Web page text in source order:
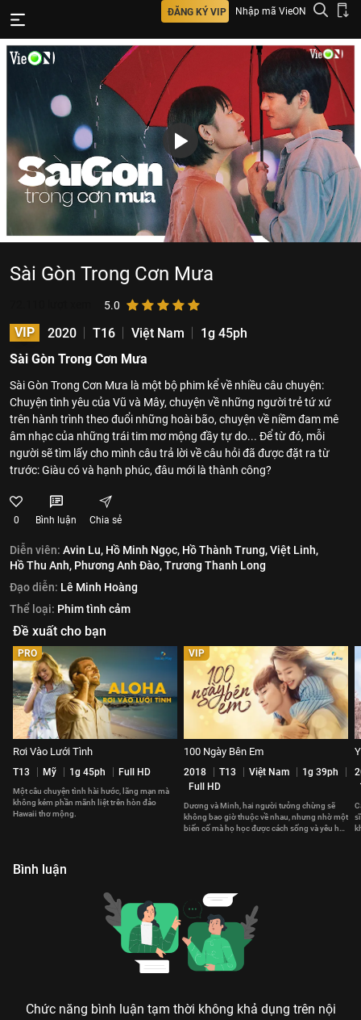
ĐĂNG KÝ VIP Nhập mã VieON
Sài Gòn Trong Cơn Mưa
5.0
VIP 2020 T16 Việt Nam
1g 45ph
Sài Gòn Trong Cơn Mưa
Sài Gòn Trong Cơn Mưa là một bộ phim kể về nhiều câu chuyện:
Chuyện tình yêu của Vũ và Mây, chuyện về những người trẻ tứ xứ
trên hành trình theo đuổi những hoài bão, chuyện về niềm đam mê
âm nhạc của những trái tim mơ mộng đầy tự do... Để từ đó, mỗi
người sẽ tìm lấy cho mình câu trả lời về câu hỏi đã được đặt ra từ
trước: Giàu có và hạnh phúc, đâu mới là thành công?
0 Bình luận Chia sẻ
Diễn viên: Avin Lu, Hồ Minh Ngọc, Hồ Thành Trung,Việt Linh,
Hồ Thu Anh, Phương Anh Đào,Trương Thanh Long
Đạo diễn: Lê Minh Hoàng
Thể loại: Phim tình cảm
Đề xuất cho bạn
PRO
Rơi Vào Lưới Tình
T13 Mỹ 1g 45ph Full HD
Một câu chuyện tình hài hước, lãng mạn mà
không kém phần mãnh liệt trên hòn đảo
Hawaii thơ mộng.
VIP
100 Ngày Bên Em
2018 T13 Việt Nam
1g 39ph
Full HD
Dương và Minh, hai người tưởng chừng sẽ
không bao giờ thuộc về nhau, nhưng nhờ một
biến cố mà họ học được cách sống và yêu hết
Bình luận
Chức năng bình luận tạm thời không khả dụng trên nội